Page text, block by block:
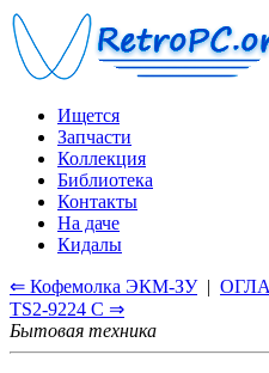
Ищется
Запчасти
Коллекция
Библиотека
Контакты
На даче
Кидалы
⇐ Кофемолка ЭКМ-ЗУ|
TS2-9224 C ⇒
Бытовая техника